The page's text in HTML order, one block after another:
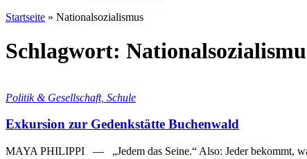
Startseite » Nationalsozialismus
Schlagwort:
Politik & Gesellschaft, Schule
Exkursion zur Gedenkstätte Buchenwald
MAYA PHILIPPI — „Jedem das Seine.“ Also: Jeder bekommt,